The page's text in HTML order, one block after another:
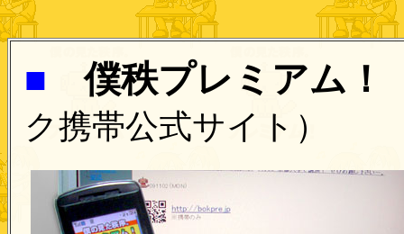
■ 僕秩プレミアム！
ク携帯公式サイト）